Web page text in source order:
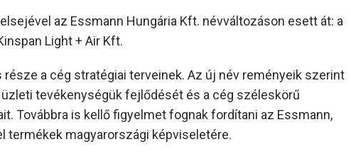
az Essmann Hungária Kft. névváltozáson esett át: a
Light + Air Kft.
része a cég stratégiai terveinek. Az új név reményeik szerint
tevékenységük fejlődését és a cég széleskörű
Továbbra is kellő figyelmet fognak fordítani az Essmann,
termékek magyarországi képviseletére.